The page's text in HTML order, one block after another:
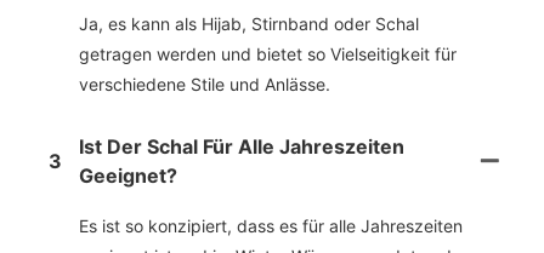
Ja, es kann als Hijab, Stirnband oder Schal
getragen werden und bietet so Vielseitigkeit für
verschiedene Stile und Anlässe.
3
Ist Der Schal Für Alle Jahreszeiten
Geeignet?
Es ist so konzipiert, dass es für alle Jahreszeiten